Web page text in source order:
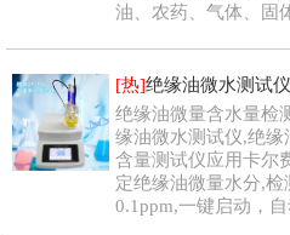
油、农药、气体、固
[热]绝缘油微水测试仪
绝缘油微量含水量检
缘油微水测试仪,绝缘
含量测试仪应用卡尔
定绝缘油微量水分,检
0.1ppm,一键启动，